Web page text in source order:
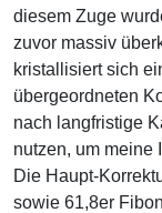
diesem Zuge
zuvor massiv
kristallisiert sich
übergeordneten
nach langfristige
nutzen, um meine
Die Haupt-
sowie 61,8er